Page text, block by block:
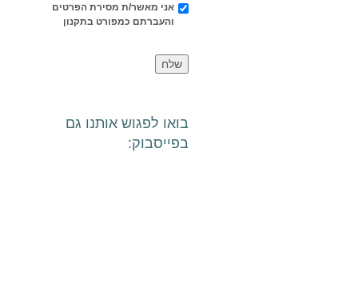
אני מאשר/ת מסירת הפרטים
והעברתם כמפורט בתקנון
בואו לפגוש אותנו גם
בפייסבוק: